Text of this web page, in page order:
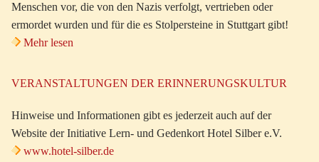
Menschen vor, die von den Nazis verfolgt, vertrieben oder
ermordet wurden und für die es Stolpersteine in Stuttgart gibt!
Mehr lesen
VERANSTALTUNGEN DER ERINNERUNGSKULTUR
Hinweise und Informationen gibt es jederzeit auch auf der
Website der Initiative Lern- und Gedenkort Hotel Silber e.V.
www.hotel-silber.de